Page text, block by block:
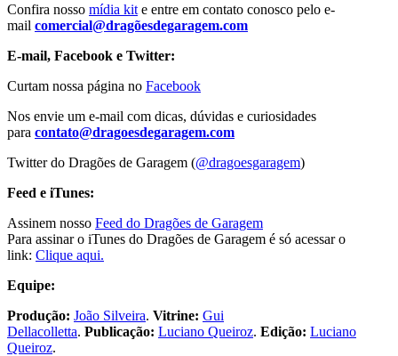
Confira nosso mídia kit e entre em contato conosco pelo e-
mail comercial@dragõesdegaragem.com
E-mail, Facebook e Twitter:
Curtam nossa página no Facebook
Nos envie um e-mail com dicas, dúvidas e curiosidades
para contato@dragoesdegaragem.com
Twitter do Dragões de Garagem (@dragoesgaragem)
Feed e iTunes:
Assinem nosso Feed do Dragões de Garagem
Para assinar o iTunes do Dragões de Garagem é só acessar o
link: Clique aqui.
Equipe:
Produção: João Silveira. Vitrine: Gui
Dellacolletta. Publicação: Luciano Queiroz. Edição: Luciano
Queiroz.